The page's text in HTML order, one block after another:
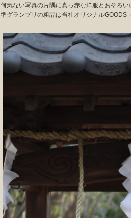
何気ない写真の片隅に真っ赤な洋服とおそろ
準グランプリの粗品は当社オリジナル